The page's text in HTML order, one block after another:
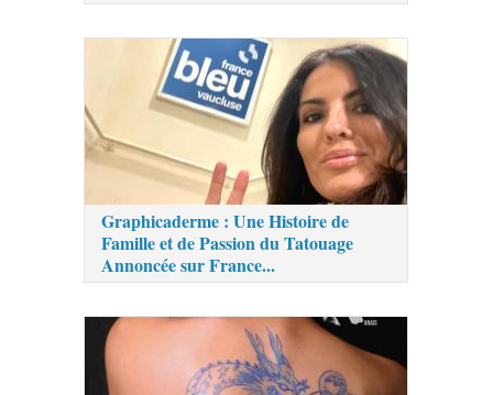
Graphicaderme : Une Histoire de
Famille et de Passion du Tatouage
Annoncée sur France...